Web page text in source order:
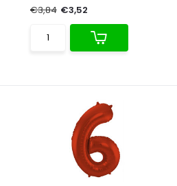
€3,84 €3,52